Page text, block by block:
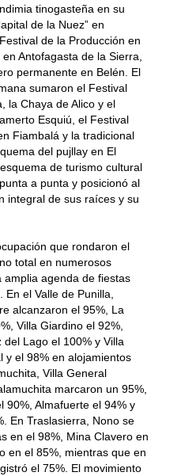
tinogasteña en su
de la Nuez” en
de la Producción en
Antofagasta de la Sierra,
permanente en Belén. El
sumaron el Festival
la Chaya de Alico y el
Esquiú, el Festival
Fiambalá y la tradicional
del pujllay en El
de turismo cultural
a punta y posicionó al
integral de sus raíces y su
que rondaron el
total en numerosos
agenda de fiestas
En el Valle de Punilla,
alcanzaron el 95%, La
Villa Giardino el 92%,
del Lago el 100% y Villa
y el 98% en alojamientos
Villa General
marcaron un 95%,
90%, Almafuerte el 94% y
En Traslasierra, Nono se
en el 98%, Mina Clavero en
en el 85%, mientras que en
el 75%. El movimiento